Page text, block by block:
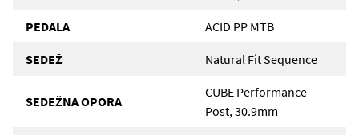
PEDALA ACID PP MTB
SEDEŽ Natural Fit Sequence
SEDEŽNA OPORA
CUBE Performance
Post, 30.9mm